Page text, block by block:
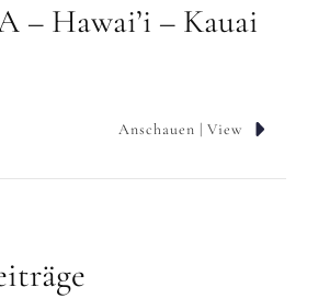
– Hawai’i – Kauai
Anschauen | View